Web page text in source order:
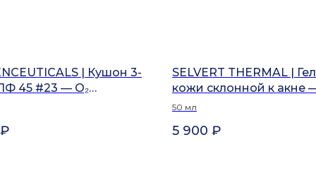
| Кушон 3-
45 #23 — O₂
₽
SELVERT THERMAL |
кожи склонной к акне
ACNE PRONE SKIN -
50 мл
5 900 ₽